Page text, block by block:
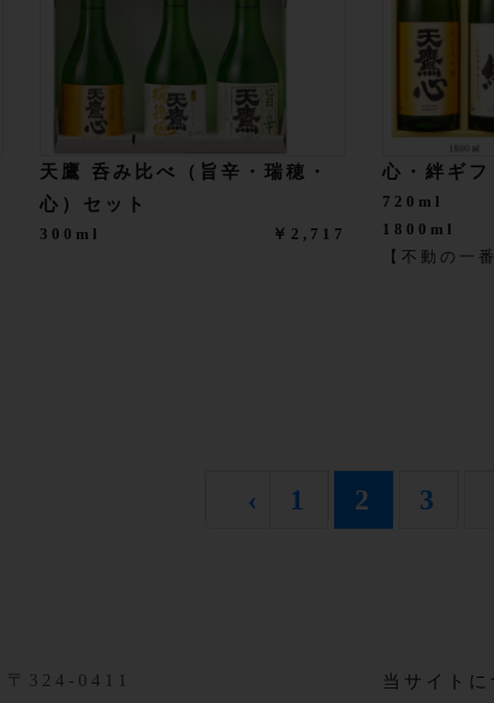
天鷹 呑み比べ（旨辛・瑞穂・
心）セット
300ml ￥2,717
心・絆ギフ
720ml
1800ml
【不動の一
‹ 1 2 3
〒324-0411 当サイトに